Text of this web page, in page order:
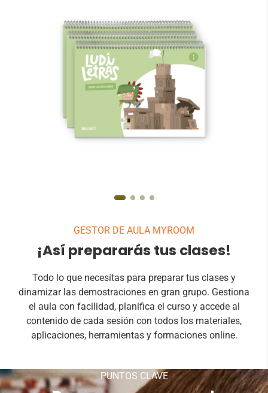
GESTOR DE AULA MYROOM
¡Así prepararás tus clases!
Todo lo que necesitas para preparar tus clases y
dinamizar las demostraciones en gran grupo. Gestiona
el aula con facilidad, planifica el curso y accede al
contenido de cada sesión con todos los materiales,
aplicaciones, herramientas y formaciones online.
PUNTOS CLAVE